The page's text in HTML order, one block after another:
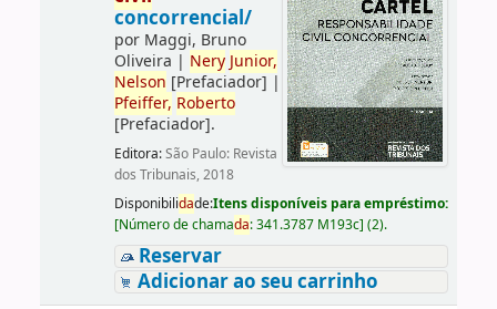
concorrencial/
por Maggi, Bruno
Oliveira | Nery Junior,
Nelson [Prefaciador] |
Pfeiffer, Roberto
[Prefaciador].
Editora:São Paulo: Revista
dos Tribunais, 2018
Disponibilidade:Itens disponíveis para empréstimo:
[Número de chamada:341.3787 M193c] (2).
Reservar
Adicionar ao seu carrinho